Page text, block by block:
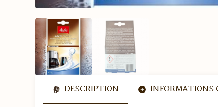
DESCRIPTION INFORMATIONS